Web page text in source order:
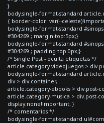
}
body.single-format-standard
{ border-color: var(--
body.single-format-standard
#304269 ; margin-top:5px;}
body.single-format-standard
#304269 ; padding-top:0px;}
/* Single Post - oculta etiquetas */
article.category-videojuegos >
body.single-format-standard
div > div.container,
article.category-ebooks > div.post-
article.category-musica > div.post-
display:none!important; }
/* comentarios */
body.single-format-standard